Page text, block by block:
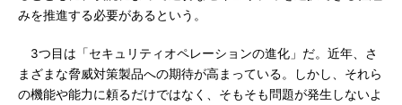
みを推進する必要があるという。
3つ目は「セキュリティオペレーションの進化」だ。近年、さ
まざまな脅威対策製品への期待が高まっている。しかし、それら
の機能や能力に頼るだけではなく、そもそも問題が発生しないよ